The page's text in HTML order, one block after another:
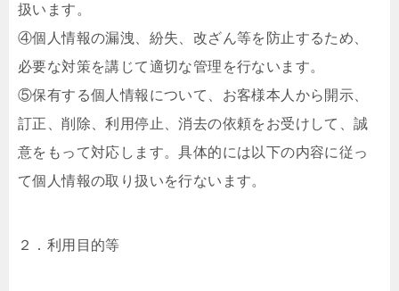
扱います。
④個人情報の漏洩、紛失、改ざん等を防止するため、
必要な対策を講じて適切な管理を行ないます。
⑤保有する個人情報について、お客様本人から開示、
訂正、削除、利用停止、消去の依頼をお受けして、誠
意をもって対応します。具体的には以下の内容に従っ
て個人情報の取り扱いを行ないます。
２．利用目的等